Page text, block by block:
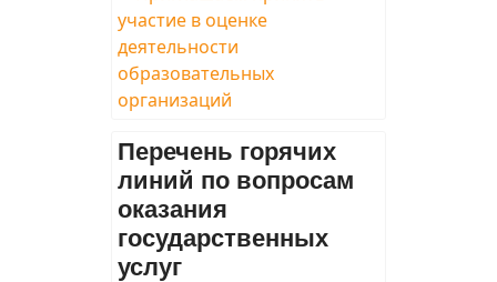
Перечень горячих
линий по вопросам
оказания
государственных
услуг